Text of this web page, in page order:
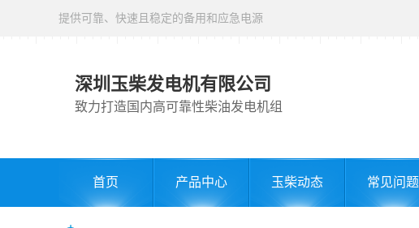
提供可靠、快速且稳定的备用和应急电源
深圳玉柴发电机有限公司
致力打造国内高可靠性柴油发电机组
首页 产品中心 玉柴动态 常见问题